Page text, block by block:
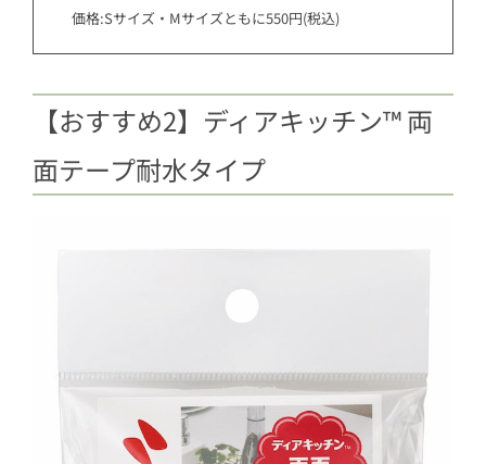
価格:Sサイズ・Mサイズともに550円(税込)
【おすすめ2】ディアキッチン™ 両
面テープ耐水タイプ